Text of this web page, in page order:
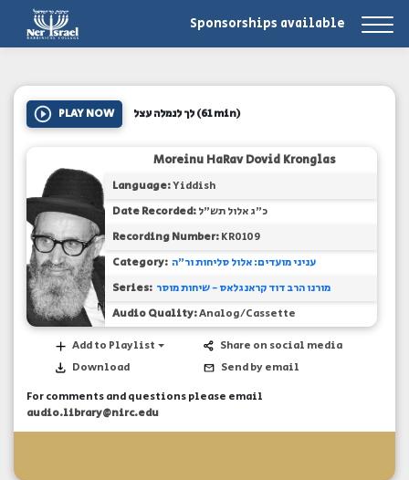
Sponsorships available
PLAY NOW לך לנמלה עצל(61 min)
Moreinu HaRav Dovid Kronglas
Language:Yiddish
Date Recorded:כ"ג אלול תש"ל
Recording Number:KR0109
Category: עניני מועדים: אלול סליחות ור"ה
Series: מורנו הרב דוד קראנגלאס - שיחות מוסר
Audio Quality:Analog/Cassette
Add to Playlist
Download
Share on social media
Send by email
For comments and questions please email
audio.library@nirc.edu